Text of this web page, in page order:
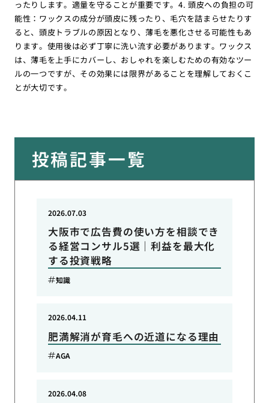
ったりします。適量を守ることが重要です。4. 頭皮への負担の可
能性：ワックスの成分が頭皮に残ったり、毛穴を詰まらせたりす
ると、頭皮トラブルの原因となり、薄毛を悪化させる可能性もあ
ります。使用後は必ず丁寧に洗い流す必要があります。ワックス
は、薄毛を上手にカバーし、おしゃれを楽しむための有効なツー
ルの一つですが、その効果には限界があることを理解しておくこ
とが大切です。
投稿記事一覧
大阪市で広告費の使い方を相談でき
る経営コンサル5選｜利益を最大化
する投資戦略
2026.07.03
知識
肥満解消が育毛への近道になる理由
2026.04.11
AGA
2026.04.08